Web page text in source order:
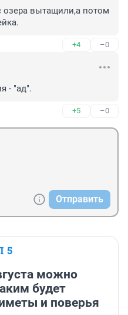
озера вытащили,а потом
+4 –0
- "ад".
+5 –0
Отправить
5
можно
будет
и поверья